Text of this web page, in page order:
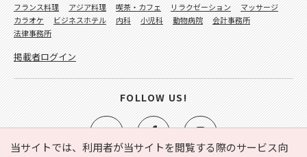
当サイトでは、利用者が当サイトを閲覧する際のサービス向
フランス料理
アジア料理 喫茶・カフェ リラクゼーション
マッサージ
カラオケ
ビジネスホテル 内科 小児科 動物病院
会計事務所
法律事務所
掲載者ログイン
FOLLOW US!